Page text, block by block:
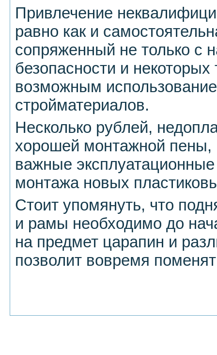
Привлечение
равно как и
сопряженный не только с
безопасности и
возможным
стройматериалов.
Несколько рублей,
хорошей монтажной пены,
важные эксплуатационные
монтажа новых
Стоит упомянуть, что
и рамы необходимо до
на предмет царапин и
позволит вовремя